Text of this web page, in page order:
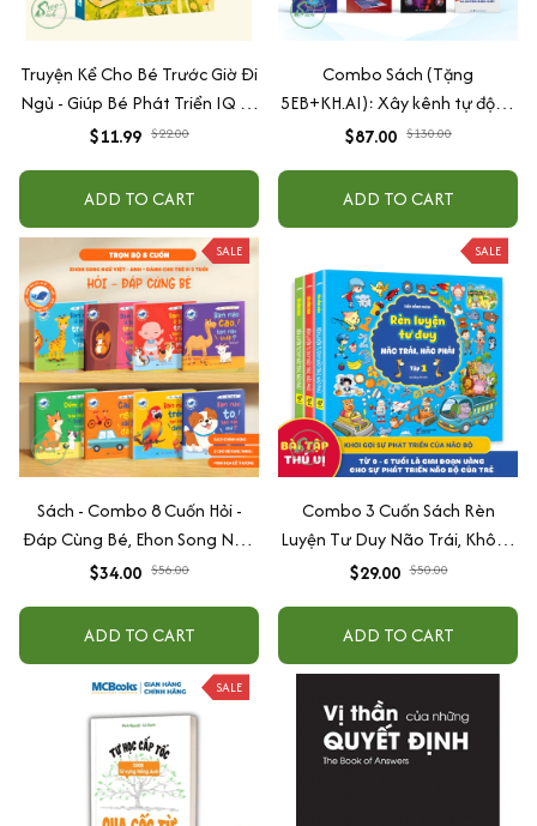
Truyện Kể Cho Bé Trước Giờ Đi
Ngủ - Giúp Bé Phát Triển IQ Và
EQ
$11.99 $22.00
ADD TO CART
Combo Sách (Tặng
5EB+KH.AI): Xây kênh tự động
AI Agent + AI siêu mạnh + 3
+ Xu hướng
$87.00 $130.00
ADD TO CART
SALE
Sách - Combo 8 Cuốn Hỏi -
Đáp Cùng Bé, Ehon Song Ngữ
Việt - Anh - Dành Cho Bé Từ 0
$34.00 $56.00
ADD TO CART
SALE
Combo 3 Cuốn Sách Rèn
Luyện Tư Duy Não Trái, Không
Não Phải - Đánh Thức Tiềm
$29.00 $50.00
ADD TO CART
SALE